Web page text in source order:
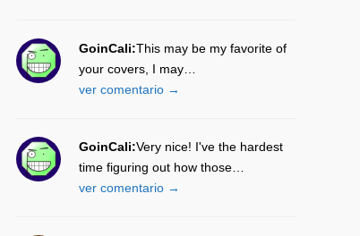
GoinCali:This may be my favorite of
your covers, I may…
ver comentario →
GoinCali:Very nice! I've the hardest
time figuring out how those…
ver comentario →